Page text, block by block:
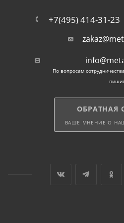
производство вагонов и
монтаж перегородок и
изготовление
включая сетка, уголок,
+7(495) 414-31-23
По вопросам
ОБРАТНАЯ
ВАШЕ МНЕНИЕ О